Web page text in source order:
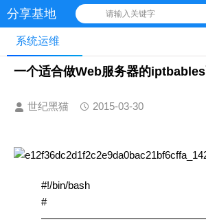
分享基地 请输入关键字
系统运维
一个适合做Web服务器的
世纪黑猫 2015-03-30
#!/bin/bash
#